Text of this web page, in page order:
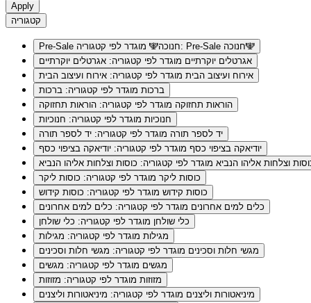
Apply
קטגוריה
Pre-Sale חנוכה🕎
מוגדר לפי קטגוריה: Pre-Sale חנוכה🕎
אגרטלים יוקרתיים מוגדר לפי קטגוריה: אגרטלים יוקרתיים
אירוח ועיצוב הבית מוגדר לפי קטגוריה: אירוח ועיצוב הבית
ברכות מוגדר לפי קטגוריה: ברכות
הוראות תחזוקה מוגדר לפי קטגוריה: הוראות תחזוקה
חנוכיות מוגדר לפי קטגוריה: חנוכיות
יד לספר תורה מוגדר לפי קטגוריה: יד לספר תורה
יודיאקה בציפוי כסף מוגדר לפי קטגוריה: יודיאקה בציפוי כסף
וצלחות אליהו הנביא מוגדר לפי קטגוריה: כוסות וצלחות אליהו הנביא
כוסות ליקר מוגדר לפי קטגוריה: כוסות ליקר
כוסות קידוש מוגדר לפי קטגוריה: כוסות קידוש
כלים למים אחרונים מוגדר לפי קטגוריה: כלים למים אחרונים
כלי שולחן מוגדר לפי קטגוריה: כלי שולחן
מגילות מוגדר לפי קטגוריה: מגילות
מגשי חלות וסכינים מוגדר לפי קטגוריה: מגשי חלות וסכינים
מגשים מוגדר לפי קטגוריה: מגשים
מזוזות מוגדר לפי קטגוריה: מזוזות
מיניאטורות וליצנים מוגדר לפי קטגוריה: מיניאטורות וליצנים